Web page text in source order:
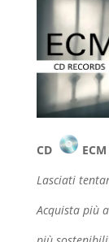
CD
ECM
Lasciati
Acquista più